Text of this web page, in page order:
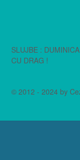
SLUJBE :
CU DRAG !
© 2012 - 2024 by